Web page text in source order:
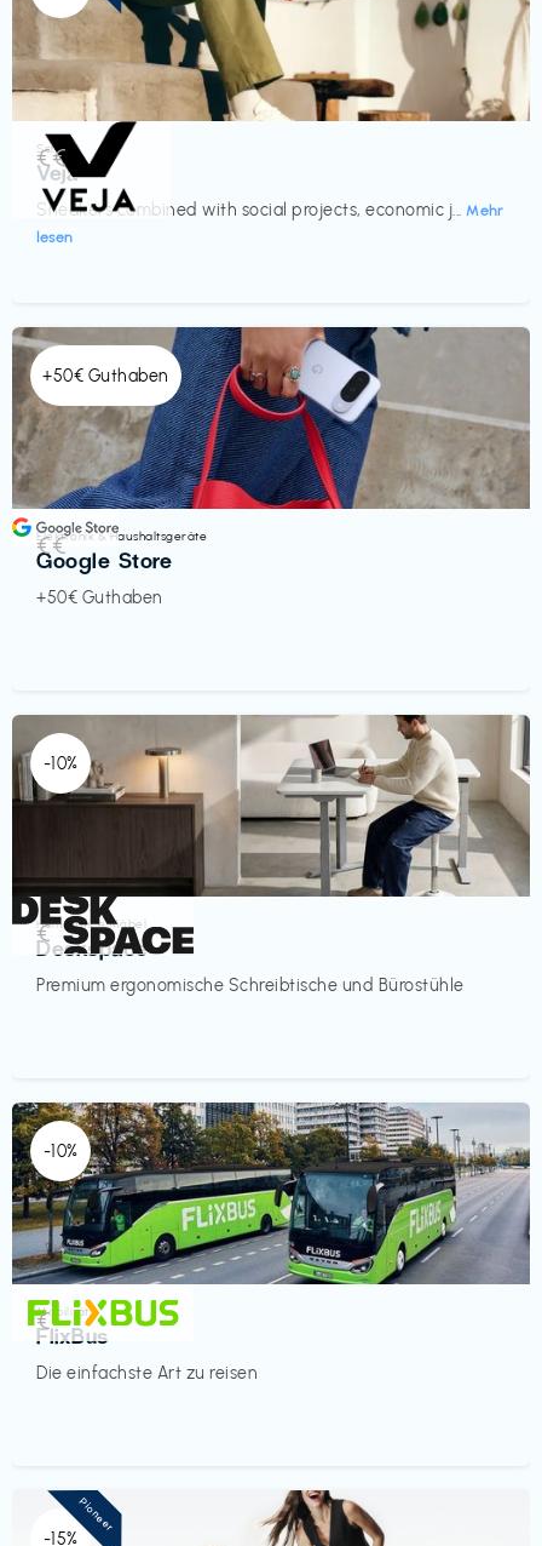
Schuhe
Veja
Sneakers combined with social projects, economic j... Mehr
lesen
€€‎
+50€ Guthaben
Elektronik & Haushaltsgeräte
Google Store
+50€ Guthaben
€€‎
-10%
Homeoffice Möbel
Deskspace
Premium ergonomische Schreibtische und Bürostühle
€‎
-10%
Mobilität
FlixBus
Die einfachste Art zu reisen
€‎
-15%
Pioneer